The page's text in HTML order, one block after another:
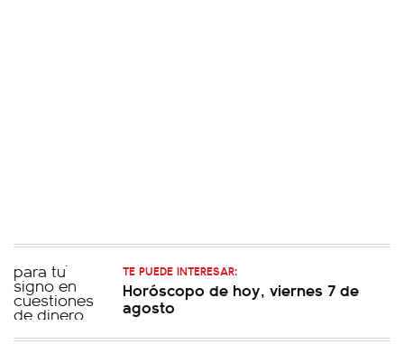
TE PUEDE INTERESAR:
Horóscopo de hoy, viernes 7 de
agosto